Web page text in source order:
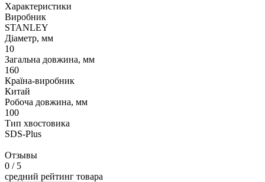
Характеристики
Виробник
STANLEY
Діаметр, мм
10
Загальна довжина, мм
160
Країна-виробник
Китай
Робоча довжина, мм
100
Тип хвостовика
SDS-Plus
Отзывы
0 / 5
средний рейтинг товара